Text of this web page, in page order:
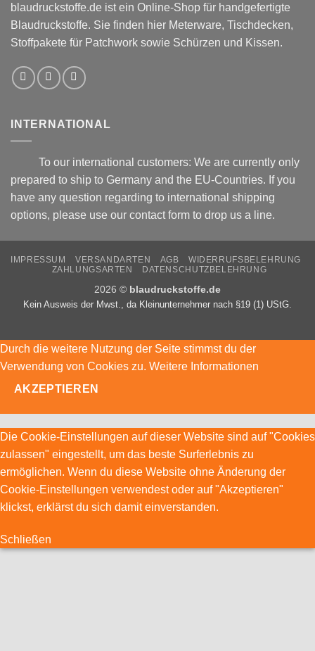
blaudruckstoffe.de ist ein Online-Shop für handgefertigte
Blaudruckstoffe. Sie finden hier Meterware, Tischdecken,
Stoffpakete für Patchwork sowie Schürzen und Kissen.
INTERNATIONAL
To our international customers: We are currently only
prepared to ship to Germany and the EU-Countries. If you
have any question regarding to international shipping
options, please use our contact form to drop us a line.
IMPRESSUM VERSANDARTEN AGB
WIDERRUFSBELEHRUNG
ZAHLUNGSARTEN
DATENSCHUTZBELEHRUNG
2026 © blaudruckstoffe.de
Kein Ausweis der Mwst., da Kleinunternehmer nach §19 (1) UStG.
Durch die weitere Nutzung der Seite stimmst du der
Verwendung von Cookies zu. Weitere Informationen
AKZEPTIEREN
Die Cookie-Einstellungen auf dieser Website sind auf "Cookies
zulassen" eingestellt, um das beste Surferlebnis zu
ermöglichen. Wenn du diese Website ohne Änderung der
Cookie-Einstellungen verwendest oder auf "Akzeptieren"
klickst, erklärst du sich damit einverstanden.
Schließen